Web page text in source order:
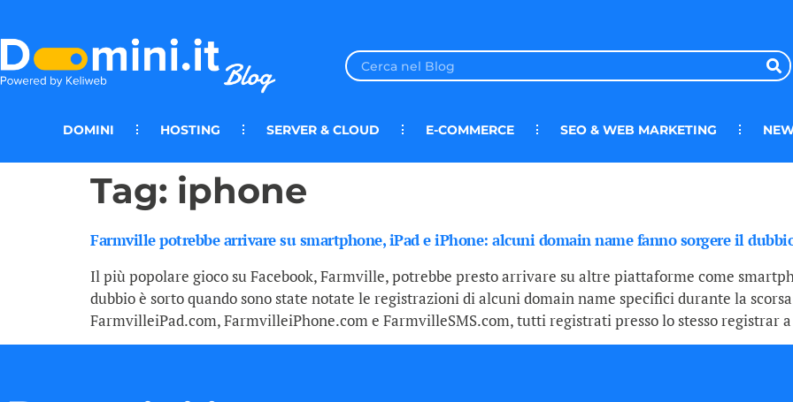
DOMINI HOSTING SERVER & CLOUD E-COMMERCE SEO & WEB MARKETING
Tag: iphone
Farmville potrebbe arrivare su smartphone, iPad e iPhone: alcuni domain name fanno sorgere il
Il più popolare gioco su Facebook, Farmville, potrebbe presto arrivare su altre piattaforme come
dubbio è sorto quando sono state notate le registrazioni di alcuni domain name specifici durante la
FarmvilleiPad.com, FarmvilleiPhone.com e FarmvilleSMS.com, tutti registrati presso lo stesso registrar